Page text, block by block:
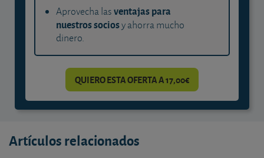
Aprovecha lasventajas para
nuestros sociosy ahorra mucho
dinero.
QUIERO ESTA OFERTA A 17,00€
Artículos relacionados